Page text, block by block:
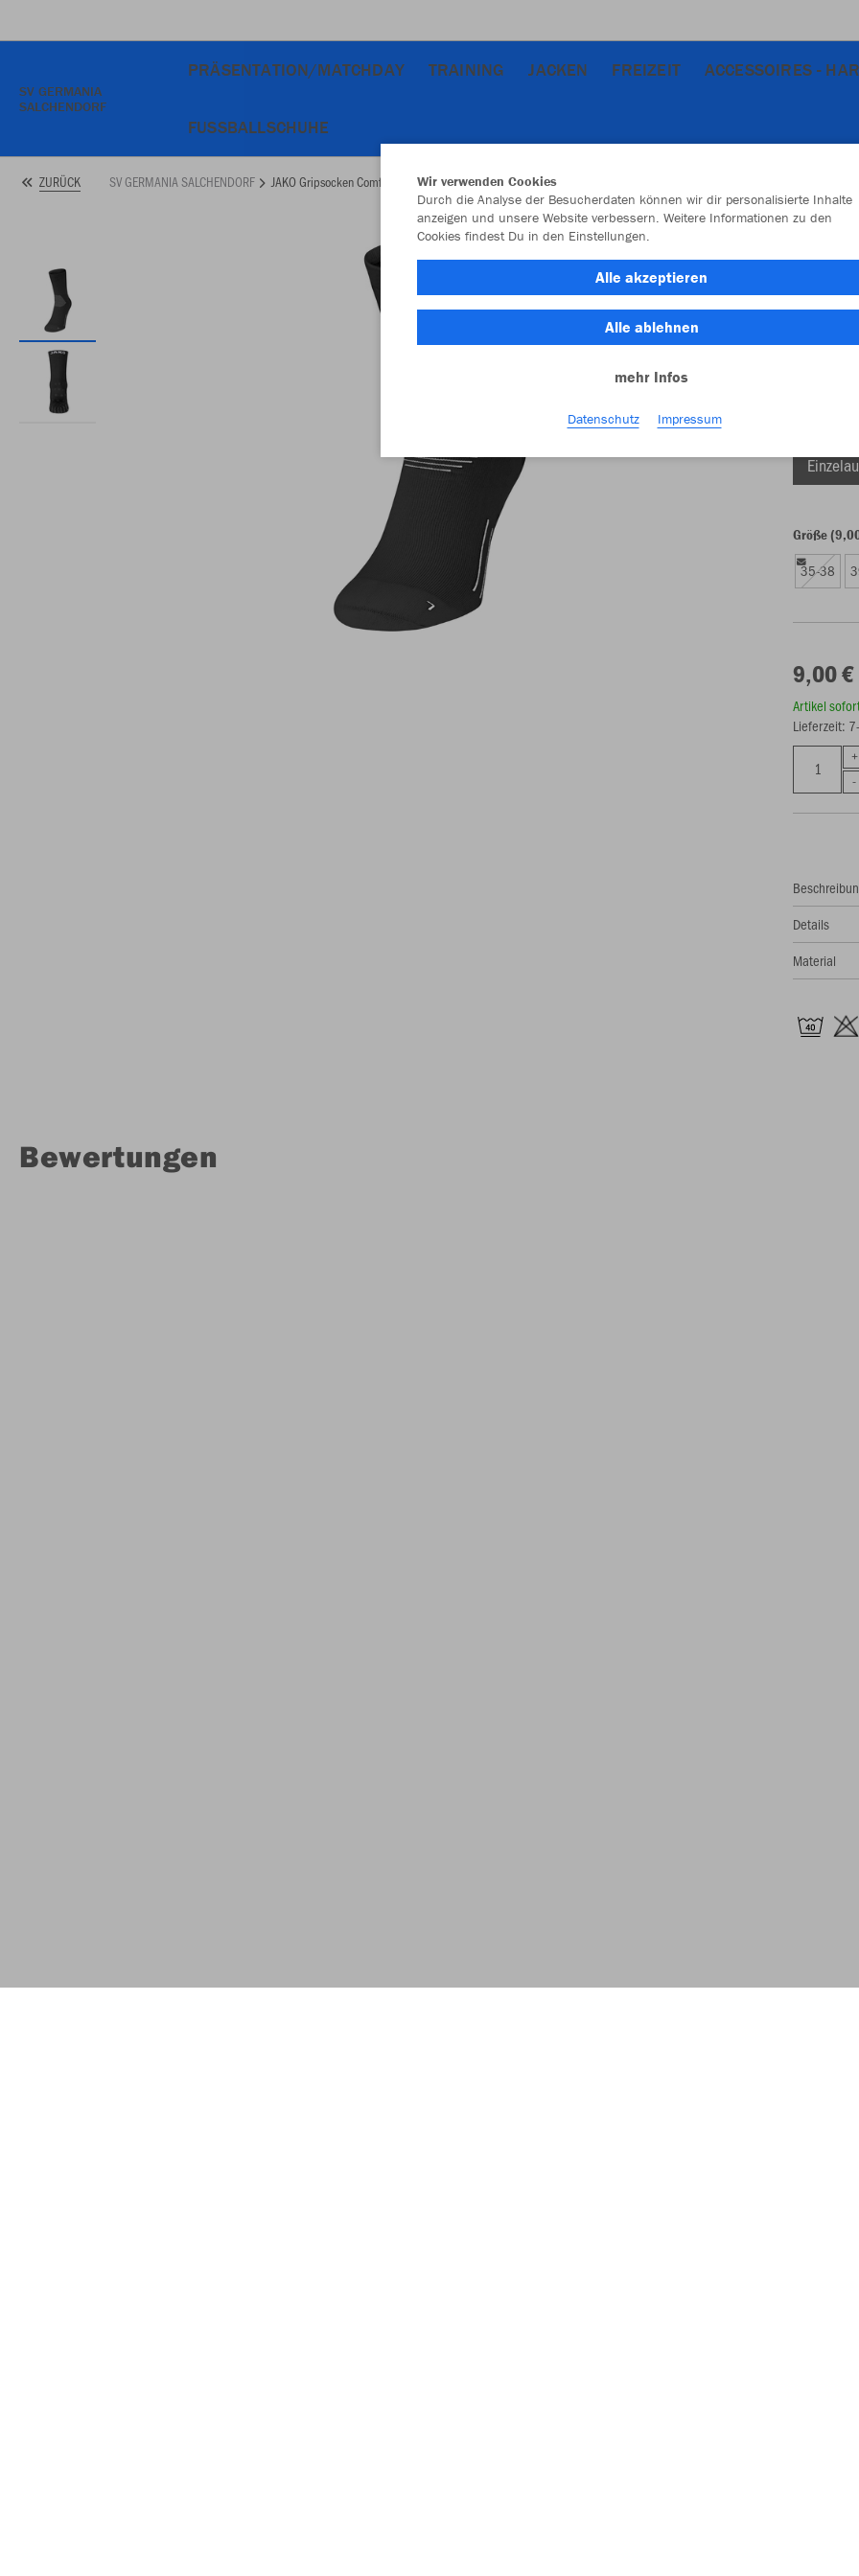
SV GERMANIA
SALCHENDORF
PRÄSENTATION/MATCHDAY TRAINING JACKEN FREIZEIT ACCESSOIRES -
FUSSBALLSCHUHE
ZURÜCK SV GERMANIA SALCHENDORF JAKO Gripsocken Comfort
schwarz
Größe
35-38
9,00 €
Artikel
Lieferzeit:
Details
Material
Bewertungen
Wir verwenden Cookies
Durch die Analyse der Besucherdaten können wir dir personalisierte Inhalte
anzeigen und unsere Website verbessern. Weitere Informationen zu den
Cookies findest Du in den Einstellungen.
Alle akzeptieren
Alle ablehnen
mehr Infos
Datenschutz Impressum